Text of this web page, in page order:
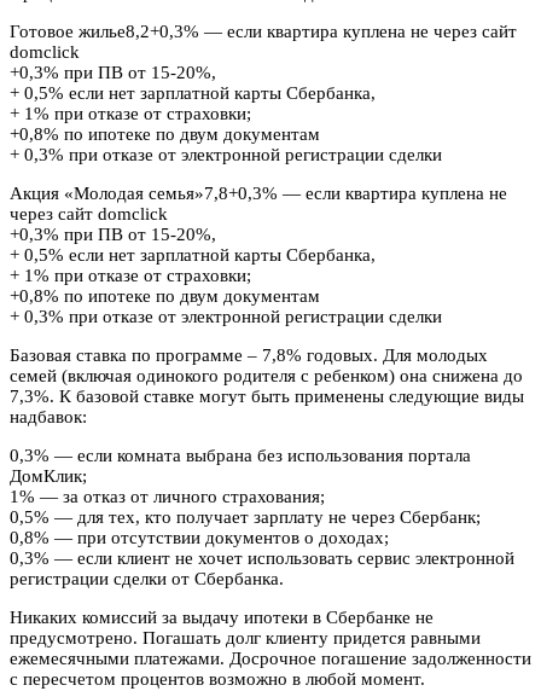
Готовое жилье8,2+0,3% — если квартира куплена не через сайт
domclick
+0,3% при ПВ от 15-20%,
+ 0,5% если нет зарплатной карты Сбербанка,
+ 1% при отказе от страховки;
+0,8% по ипотеке по двум документам
+ 0,3% при отказе от электронной регистрации сделки
Акция «Молодая семья»7,8+0,3% — если квартира куплена не
через сайт domclick
+0,3% при ПВ от 15-20%,
+ 0,5% если нет зарплатной карты Сбербанка,
+ 1% при отказе от страховки;
+0,8% по ипотеке по двум документам
+ 0,3% при отказе от электронной регистрации сделки
Базовая ставка по программе – 7,8% годовых. Для молодых
семей (включая одинокого родителя с ребенком) она снижена до
7,3%. К базовой ставке могут быть применены следующие виды
надбавок:
0,3% — если комната выбрана без использования портала
ДомКлик;
1% — за отказ от личного страхования;
0,5% — для тех, кто получает зарплату не через Сбербанк;
0,8% — при отсутствии документов о доходах;
0,3% — если клиент не хочет использовать сервис электронной
регистрации сделки от Сбербанка.
Никаких комиссий за выдачу ипотеки в Сбербанке не
предусмотрено. Погашать долг клиенту придется равными
ежемесячными платежами. Досрочное погашение задолженности
с пересчетом процентов возможно в любой момент.